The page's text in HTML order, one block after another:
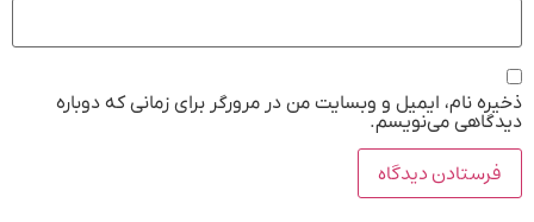
ذخیره نام، ایمیل و وبسایت من در مرورگر برای زمانی که دوباره
دیدگاهی می‌نویسم.